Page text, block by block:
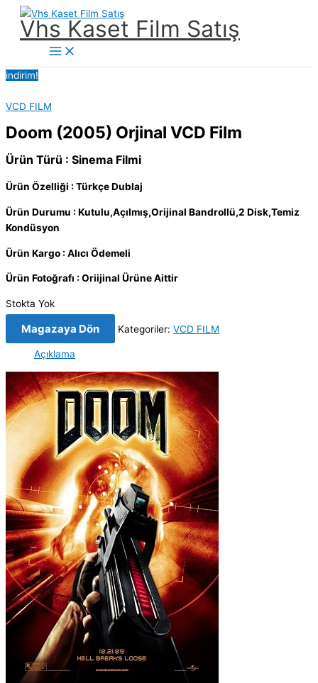
İçeriğe
Vhs Kaset Film Satış
Main
Menu
indirim!
VCD FILM
Doom (2005) Orjinal VCD Film
Ürün Türü : Sinema Filmi
Ürün Özelliği : Türkçe Dublaj
Ürün Durumu : Kutulu,Açılmış,Orijinal Bandrollü,2 Disk,Temiz
Kondüsyon
Ürün Kargo : Alıcı Ödemeli
Ürün Fotoğrafı : Oriijinal Ürüne Aittir
Stokta Yok
Magazaya Dön Kategoriler: VCD FILM
Açıklama